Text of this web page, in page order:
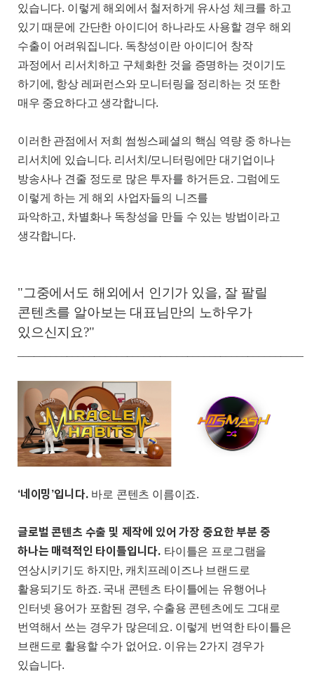
있습니다. 이렇게 해외에서 철저하게 유사성 체크를 하고
있기 때문에 간단한 아이디어 하나라도 사용할 경우 해외
수출이 어려워집니다. 독창성이란 아이디어 창작
과정에서 리서치하고 구체화한 것을 증명하는 것이기도
하기에 , 항상 레퍼런스와 모니터링을 정리하는 것 또한
매우 중요하다고 생각합니다.
이러한 관점에서 저희 썸씽스페셜의 핵심 역량 중 하나는
리서치에 있습니다. 리서치 /모니터링에만 대기업이나
방송사나 견줄 정도로 많은 투자를 하거든요. 그럼에도
이렇게 하는 게 해외 사업자들의 니즈를
파악하고, 차별화나 독창성을 만들 수 있는 방법이라고
생각합니다.
"그중에서도 해외에서 인기가 있을, 잘 팔릴
콘텐츠를 알아보는 대표님만의 노하우가
있으신지요?"
‘네이밍’입니다. 바로 콘텐츠 이름이죠.
글로벌 콘텐츠 수출 및 제작에 있어 가장 중요한 부분 중
하나는 매력적인 타이틀입니다. 타이틀은 프로그램을
연상시키기도 하지만, 캐치프레이즈나 브랜드로
활용되기도 하죠. 국내 콘텐츠 타이틀에는 유행어나
인터넷 용어가 포함된 경우, 수출용 콘텐츠에도 그대로
번역해서 쓰는 경우가 많은데요. 이렇게 번역한 타이틀은
브랜드로 활용할 수가 없어요. 이유는 2가지 경우가
있습니다.